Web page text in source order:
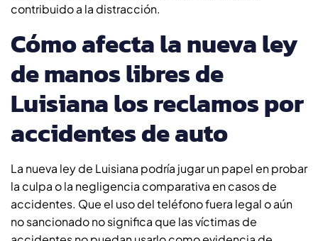
contribuido a la distracción.
Cómo afecta la nueva ley
de manos libres de
Luisiana los reclamos por
accidentes de auto
La nueva ley de Luisiana podría jugar un papel en probar
la culpa o la negligencia comparativa en casos de
accidentes. Que el uso del teléfono fuera legal o aún
no sancionado no significa que las víctimas de